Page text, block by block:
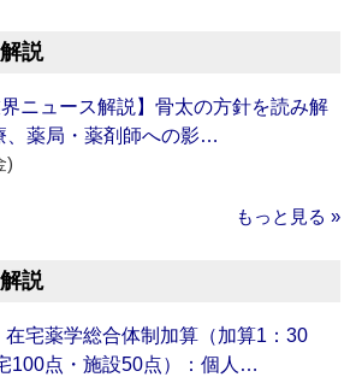
説
界ニュース解説】骨太の方針を読み解
、薬局・薬剤師への影…
)
もっと見る »
説
在宅薬学総合体制加算（加算1：30
100点・施設50点）：個人…